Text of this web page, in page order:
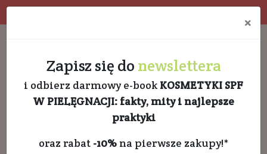
×
Zapisz się do newslettera
i odbierz darmowy e-book KOSMETYKI SPF
W PIELĘGNACJI: fakty, mity i najlepsze
praktyki
oraz rabat -10%na pierwsze zakupy!*